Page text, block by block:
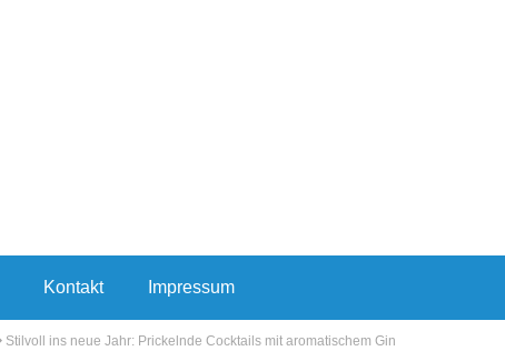
Kontakt Impressum
Stilvoll ins neue Jahr: Prickelnde Cocktails mit aromatischem Gin